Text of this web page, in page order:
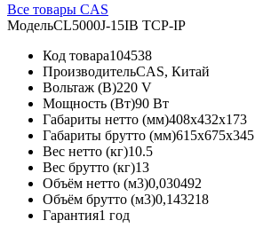
Все товары CAS
МодельCL5000J-15IB TCP-IP
Код товара104538
ПроизводительCAS, Китай
Вольтаж (В)220 V
Мощность (Вт)90 Вт
Габариты нетто (мм)408x432x173
Габариты брутто (мм)615x675x345
Вес нетто (кг)10.5
Вес брутто (кг)13
Объём нетто (м3)0,030492
Объём брутто (м3)0,143218
Гарантия1 год